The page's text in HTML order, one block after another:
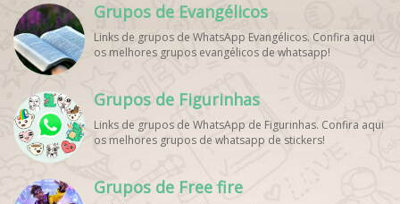
WhatsApp Esporte, Grupo WhatsApp Futebol, Link Grupo
Palpites Futebol WhatsApp, Grupo WhatsApp NBA,
Grupos de Evangélicos
Links de grupos de WhatsApp Evangélicos. Confira aqui
os melhores grupos evangélicos de whatsapp!
Grupos de Figurinhas
Links de grupos de WhatsApp de Figurinhas. Confira aqui
os melhores grupos de whatsapp de stickers!
Grupos de Free fire